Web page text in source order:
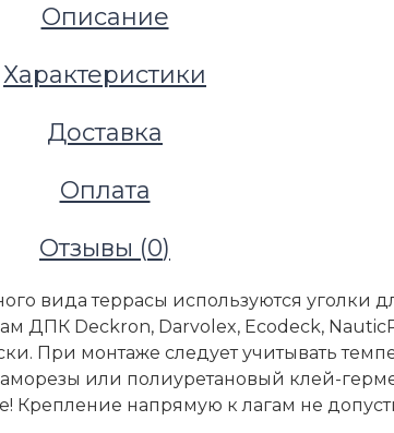
Описание
Характеристики
Доставка
Оплата
Отзывы (0)
вида террасы используются уголки
Deckron, Darvolex, Ecodeck,
При монтаже следует учитывать
или полиуретановый клей-
напрямую к лагам не